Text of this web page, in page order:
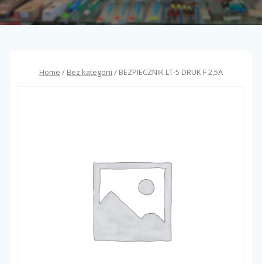
Home / Bez kategorii / BEZPIECZNIK LT-5 DRUK F 2,5A